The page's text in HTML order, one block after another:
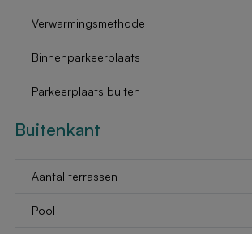
Verwarmingsmethode
Binnenparkeerplaats
Parkeerplaats buiten
Buitenkant
Aantal terrassen
Pool